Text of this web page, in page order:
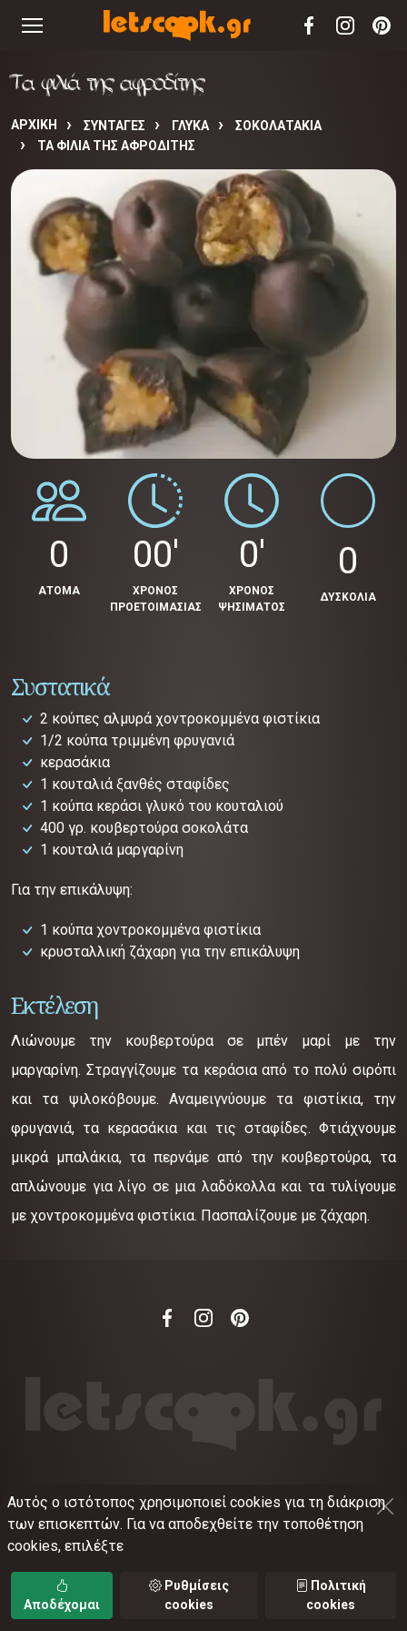
Τα φιλιά της αφροδίτης
ΑΡΧΙΚΉ ΣΥΝΤΑΓΈΣ ΓΛΥΚΑ
ΣΟΚΟΛΑΤΑΚΙΑ
ΤΑ ΦΙΛΙΆ ΤΗΣ ΑΦΡΟΔΊΤΗΣ
0
ΑΤΟΜΑ
00'
ΧΡΟΝΟΣ
ΠΡΟΕΤΟΙΜΑΣΙΑΣ
0'
ΧΡΟΝΟΣ
ΨΗΣΙΜΑΤΟΣ
0
ΔΥΣΚΟΛΙΑ
Συστατικά
2 κούπες αλμυρά χοντροκομμένα φιστίκια
1/2 κούπα τριμμένη φρυγανιά
κερασάκια
1 κουταλιά ξανθές σταφίδες
1 κούπα κεράσι γλυκό του κουταλιού
400 γρ. κουβερτούρα σοκολάτα
1 κουταλιά μαργαρίνη
Για την επικάλυψη:
1 κούπα χοντροκομμένα φιστίκια
κρυσταλλική ζάχαρη για την επικάλυψη
Εκτέλεση
Λιώνουμε την κουβερτούρα σε μπέν μαρί με την
μαργαρίνη. Στραγγίζουμε τα κεράσια από το πολύ σιρόπι
και τα ψιλοκόβουμε. Αναμειγνύουμε τα φιστίκια, την
φρυγανιά, τα κερασάκια και τις σταφίδες. Φτιάχνουμε
μικρά μπαλάκια, τα περνάμε από την κουβερτούρα, τα
απλώνουμε για λίγο σε μια λαδόκολλα και τα τυλίγουμε
με χοντροκομμένα φιστίκια. Πασπαλίζουμε με ζάχαρη.
©2012-2026 LETSCOOK.GRΑριθμός ΓΕΜΗ:
021375326001
Όροι χρήσης•Πολιτική απορρήτου
cookies• Ρυθμίσεις cookies
Αυτός ο ιστότοπος χρησιμοποιεί cookies για τη διάκριση
των επισκεπτών. Για να αποδεχθείτε την τοποθέτηση
cookies, επιλέξτε
Αποδέχομαι
Ρυθμίσεις
cookies
Πολιτική
cookies